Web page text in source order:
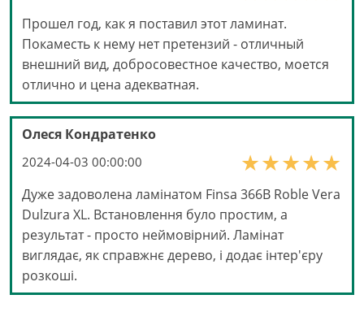
Прошел год, как я поставил этот ламинат.
Покаместь к нему нет претензий - отличный
внешний вид, добросовестное качество, моется
отлично и цена адекватная.
Олеся Кондратенко
2024-04-03 00:00:00
Дуже задоволена ламінатом Finsa 366B Roble Vera
Dulzura XL. Встановлення було простим, а
результат - просто неймовірний. Ламінат
виглядає, як справжнє дерево, і додає інтер'єру
розкоші.